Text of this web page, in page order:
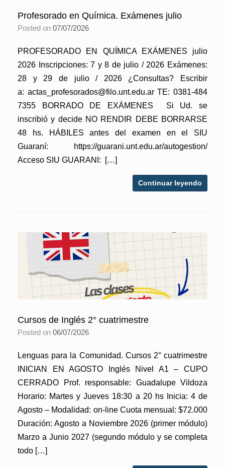
Profesorado en Química. Exámenes julio
Posted on 07/07/2026
PROFESORADO EN QUÍMICA EXÁMENES julio
2026 Inscripciones: 7 y 8 de julio / 2026 Exámenes:
28 y 29 de julio / 2026 ¿Consultas? Escribir
a: actas_profesorados@filo.unt.edu.ar TE: 0381-484
7355 BORRADO DE EXÁMENES Si Ud. se
inscribió y decide NO RENDIR DEBE BORRARSE
48 hs. HÁBILES antes del examen en el SIU
Guaraní: https://guarani.unt.edu.ar/autogestion/
Acceso SIU GUARANI: […]
Continuar leyendo
Cursos de Inglés 2° cuatrimestre
Posted on 06/07/2026
Lenguas para la Comunidad. Cursos 2° cuatrimestre
INICIAN EN AGOSTO Inglés Nivel A1 – CUPO
CERRADO Prof. responsable: Guadalupe Vildoza
Horario: Martes y Jueves 18:30 a 20 hs Inicia: 4 de
Agosto – Modalidad: on-line Cuota mensual: $72.000
Duración: Agosto a Noviembre 2026 (primer módulo)
Marzo a Junio 2027 (segundo módulo y se completa
todo […]